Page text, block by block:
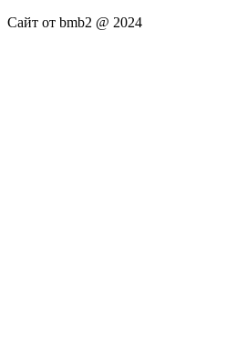
Сайт от bmb2 @ 2024